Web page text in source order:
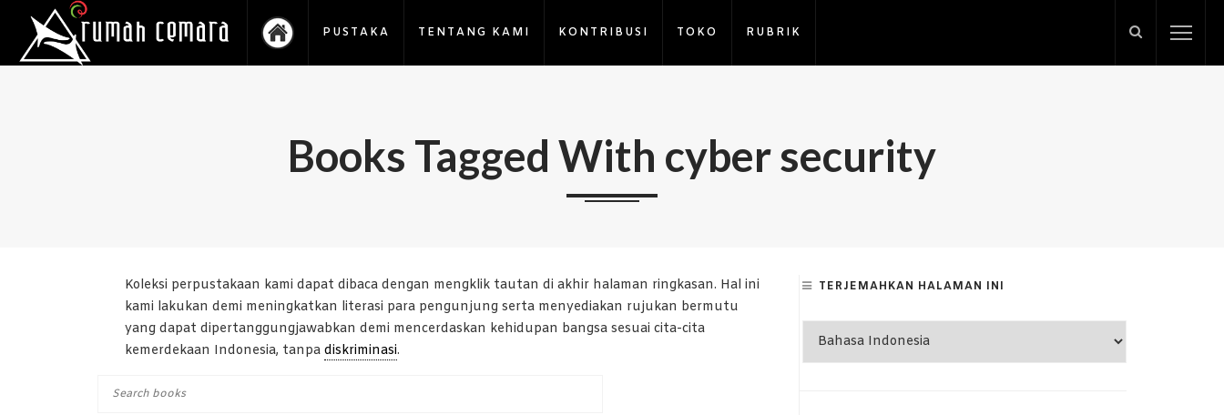
PUSTAKA TENTANG KAMI KONTRIBUSI TOKO RUBRIK
Books Tagged With cyber security
Koleksi perpustakaan kami dapat dibaca dengan mengklik tautan di akhir halaman ringkasan. Hal ini
kami lakukan demi meningkatkan literasi para pengunjung serta menyediakan rujukan bermutu
yang dapat dipertanggungjawabkan demi mencerdaskan kehidupan bangsa sesuai cita-cita
kemerdekaan Indonesia, tanpa diskriminasi.
TERJEMAHKAN HALAMAN INI